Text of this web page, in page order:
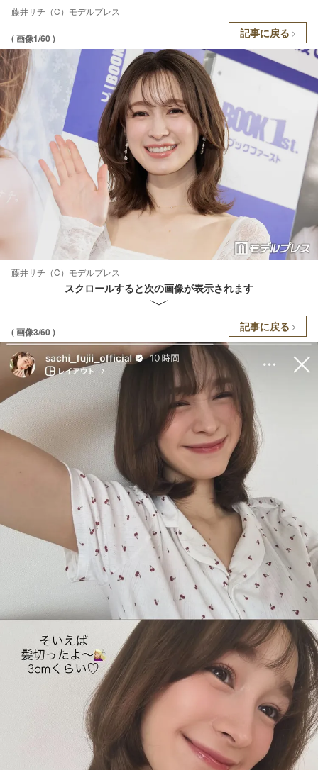
藤井サチ（C）モデルプレス
( 画像1/60 ) 記事に戻る
藤井サチ（C）モデルプレス
スクロールすると次の画像が表示されます
( 画像3/60 ) 記事に戻る